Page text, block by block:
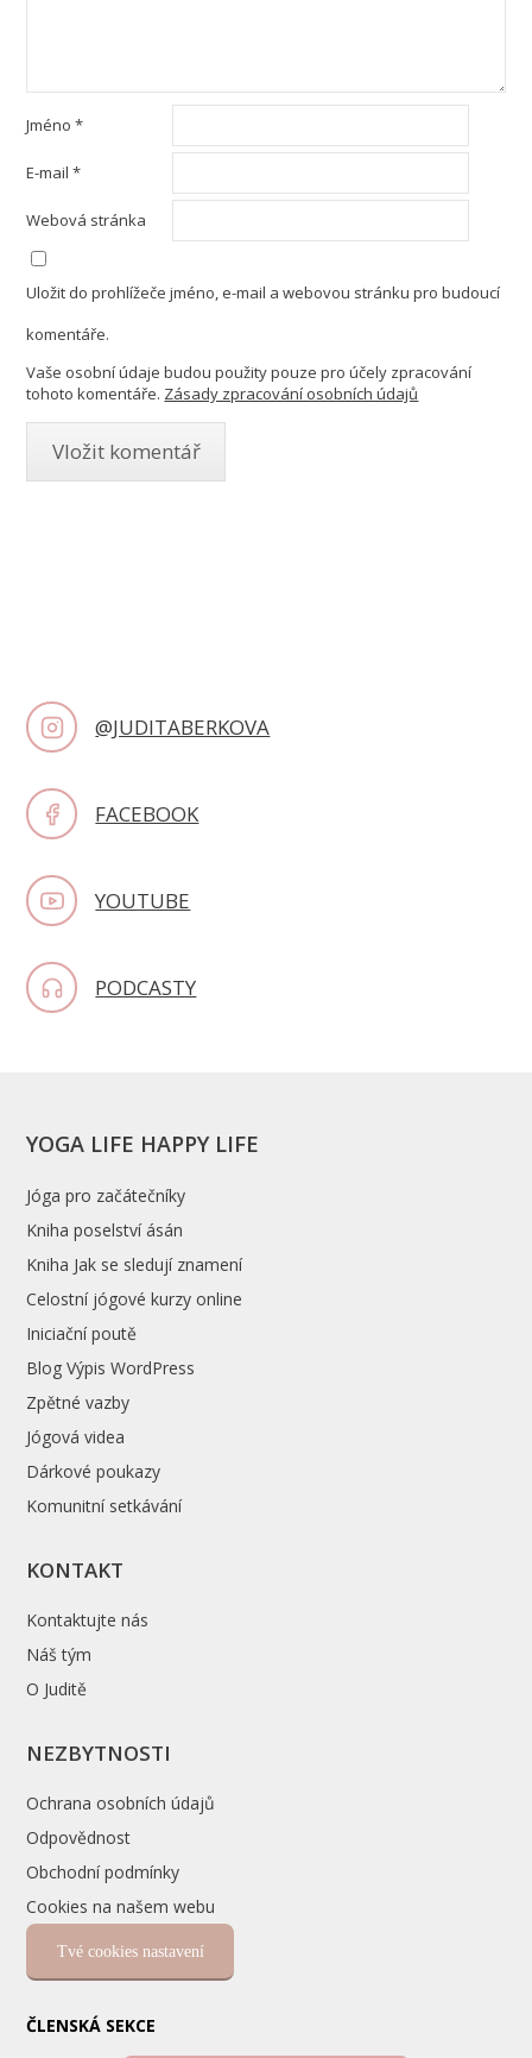
Jméno*
E-mail*
Webová stránka
Uložit do prohlížeče jméno, e-mail a webovou stránku pro budoucí
komentáře.
Vaše osobní údaje budou použity pouze pro účely zpracování
tohoto komentáře. Zásady zpracování osobních údajů
@JUDITABERKOVA
FACEBOOK
YOUTUBE
PODCASTY
YOGA LIFE HAPPY LIFE
Jóga pro začátečníky
Kniha poselství ásán
Kniha Jak se sledují znamení
Celostní jógové kurzy online
Iniciační poutě
Blog Výpis WordPress
Zpětné vazby
Jógová videa
Dárkové poukazy
Komunitní setkávání
KONTAKT
Kontaktujte nás
Náš tým
O Juditě
NEZBYTNOSTI
Ochrana osobních údajů
Odpovědnost
Obchodní podmínky
Cookies na našem webu
Tvé cookies nastavení
ČLENSKÁ SEKCE